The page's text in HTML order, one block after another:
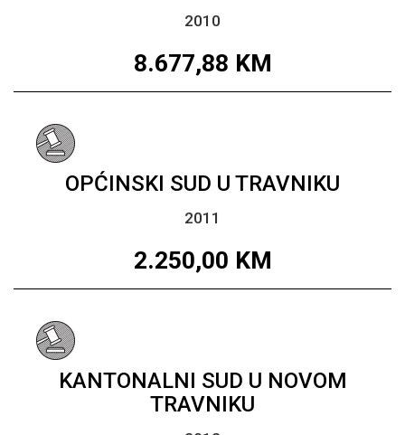
2010
8.677,88 KM
OPĆINSKI SUD U TRAVNIKU
2011
2.250,00 KM
KANTONALNI SUD U NOVOM
TRAVNIKU